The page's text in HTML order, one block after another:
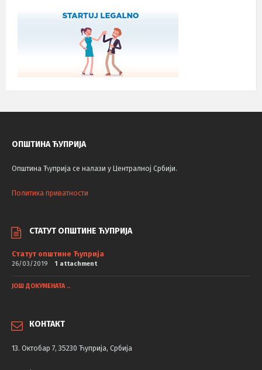
ОПШТИНА ЋУПРИЈА
Општина Ћуприја се налази у Централној Србији.
Политика приватности
СТАТУТ ОПШТИНЕ ЋУПРИЈА
Статут општине Ћуприја
26/03/2019 1 attachment
ЈОШ ДОКУМЕНАТА ..
КОНТАКТ
13. Октобар 7, 35230 Ћуприја, Србија